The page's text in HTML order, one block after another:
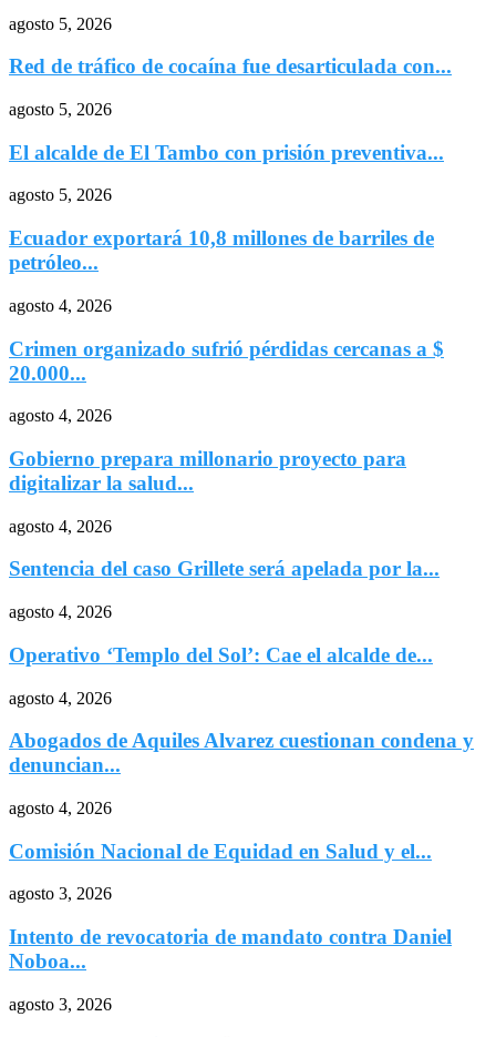
agosto 5, 2026
Red de tráfico de cocaína fue desarticulada con...
agosto 5, 2026
El alcalde de El Tambo con prisión preventiva...
agosto 5, 2026
Ecuador exportará 10,8 millones de barriles de
petróleo...
agosto 4, 2026
Crimen organizado sufrió pérdidas cercanas a $
20.000...
agosto 4, 2026
Gobierno prepara millonario proyecto para
digitalizar la salud...
agosto 4, 2026
Sentencia del caso Grillete será apelada por la...
agosto 4, 2026
Operativo ‘Templo del Sol’: Cae el alcalde de...
agosto 4, 2026
Abogados de Aquiles Alvarez cuestionan condena y
denuncian...
agosto 4, 2026
Comisión Nacional de Equidad en Salud y el...
agosto 3, 2026
Intento de revocatoria de mandato contra Daniel
Noboa...
agosto 3, 2026